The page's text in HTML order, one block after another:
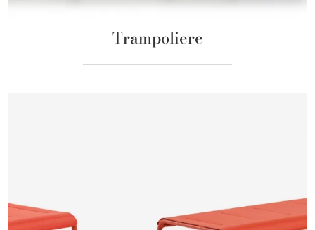
Trampoliere